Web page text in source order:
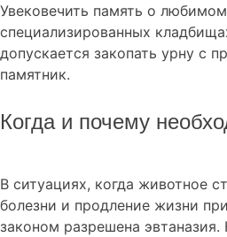
Увековечить память о
специализированных
допускается закопать урну с
памятник.
Когда и почему
В ситуациях, когда животное
болезни и продление жизни
законом разрешена